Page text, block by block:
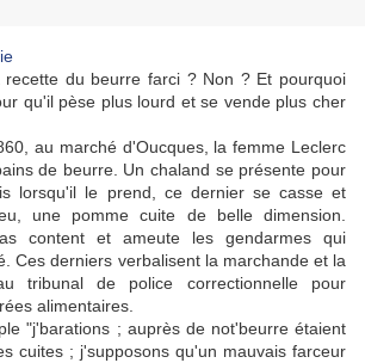
recette du beurre farci ? Non ? Et pourquoi
qu'il pèse plus lourd et se vende plus cher
au marché d'Oucques, la femme Leclerc
de beurre. Un chaland se présente pour
lorsqu'il le prend, ce dernier se casse et
une pomme cuite de belle dimension.
content et ameute les gendarmes qui
Ces derniers verbalisent la marchande et la
tribunal de police correctionnelle pour
alimentaires.
"j'barations ; auprès de not'beurre étaient
cuites ; j'supposons qu'un mauvais farceur